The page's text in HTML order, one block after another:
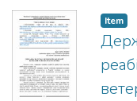
Item